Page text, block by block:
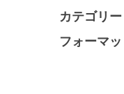
カテゴリー
フォーマッ